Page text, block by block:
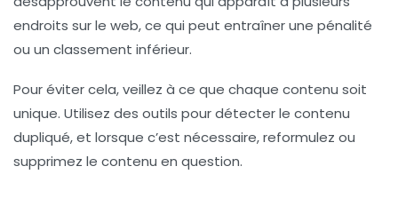
endroits sur le web, ce qui peut entraîner une pénalité
ou un classement inférieur.
Pour éviter cela, veillez à ce que chaque contenu soit
unique. Utilisez des outils pour détecter le contenu
dupliqué, et lorsque c’est nécessaire, reformulez ou
supprimez le contenu en question.